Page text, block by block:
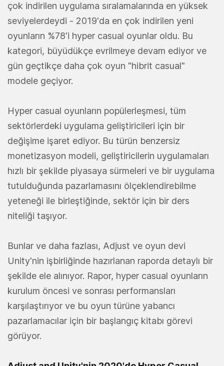
çok indirilen uygulama sıralamalarında en yüksek
seviyelerdeydi - 2019'da en çok indirilen yeni
oyunların %78'i hyper casual oyunlar oldu. Bu
kategori, büyüdükçe evrilmeye devam ediyor ve
gün geçtikçe daha çok oyun "hibrit casual"
modele geçiyor.
Hyper casual oyunların popülerleşmesi, tüm
sektörlerdeki uygulama geliştiricileri için bir
değişime işaret ediyor. Bu türün benzersiz
monetizasyon modeli, geliştiricilerin uygulamaları
hızlı bir şekilde piyasaya sürmeleri ve bir uygulama
tutulduğunda pazarlamasını ölçeklendirebilme
yeteneği ile birleştiğinde, sektör için bir ders
niteliği taşıyor.
Bunlar ve daha fazlası, Adjust ve oyun devi
Unity'nin işbirliğinde hazırlanan raporda detaylı bir
şekilde ele alınıyor. Rapor, hyper casual oyunların
kurulum öncesi ve sonrası performansları
karşılaştırıyor ve bu oyun türüne yabancı
pazarlamacılar için bir başlangıç kitabı görevi
görüyor.